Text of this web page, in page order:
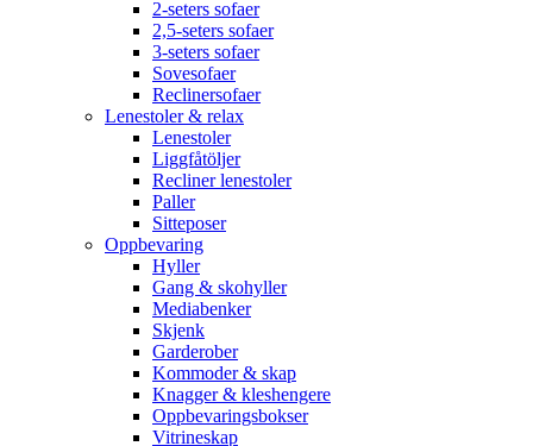
2-seters sofaer
2,5-seters sofaer
3-seters sofaer
Sovesofaer
Reclinersofaer
Lenestoler & relax
Lenestoler
Liggfåtöljer
Recliner lenestoler
Paller
Sitteposer
Oppbevaring
Hyller
Gang & skohyller
Mediabenker
Skjenk
Garderober
Kommoder & skap
Knagger & kleshengere
Oppbevaringsbokser
Vitrineskap